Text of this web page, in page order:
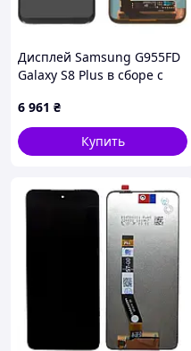
Дисплей Samsung G955FD
Galaxy S8 Plus в сборе с
(оригинал переклей)
6 961 ₴
Купить